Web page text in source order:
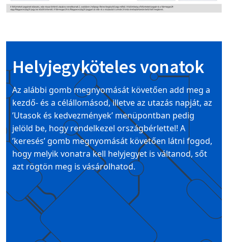
Helyjegyköteles vonatok
Az alábbi gomb megnyomását követően add meg a
kezdő- és a célállomásod, illetve az utazás napját, az
’Utasok és kedvezmények’ menüpontban pedig
jelöld be, hogy rendelkezel országbérlettel! A
’keresés’ gomb megnyomását követően látni fogod,
hogy melyik vonatra kell helyjegyet is váltanod, sőt
azt rögtön meg is vásárolhatod.